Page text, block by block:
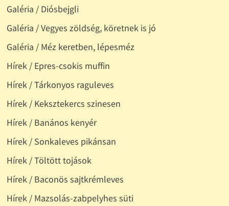
Galéria / Diósbejgli
Galéria / Vegyes zöldség, köretnek is jó
Galéria / Méz keretben, lépesméz
Hírek / Epres-csokis muffin
Hírek / Tárkonyos raguleves
Hírek / Keksztekercs szinesen
Hírek / Banános kenyér
Hírek / Sonkaleves pikánsan
Hírek / Töltött tojások
Hírek / Baconös sajtkrémleves
Hírek / Mazsolás-zabpelyhes süti